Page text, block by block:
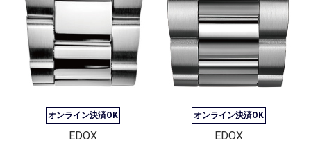
オンライン決済OK
EDOX
オンライン決済OK
EDOX